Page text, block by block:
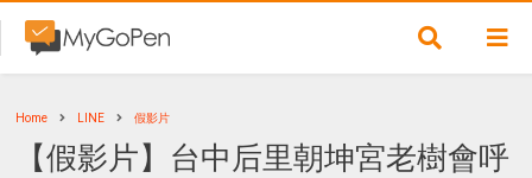
Home LINE 假影片
【假影片】台中后里朝坤宮老樹會呼